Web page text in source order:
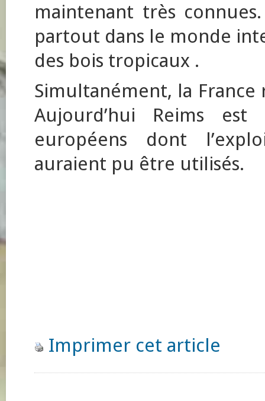
maintenant très
partout dans le monde
des bois tropicaux .
Simultanément, la
Aujourd’hui Reims
européens dont
auraient pu être utilisés.
Imprimer cet article